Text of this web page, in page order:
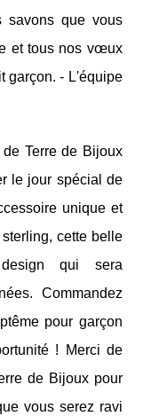
savons que vous
et tous nos vœux
garçon. - L'équipe
Terre de Bijoux
le jour spécial de
unique et
cette belle
qui sera
Commandez
pour garçon
! Merci de
de Bijoux pour
vous serez ravi